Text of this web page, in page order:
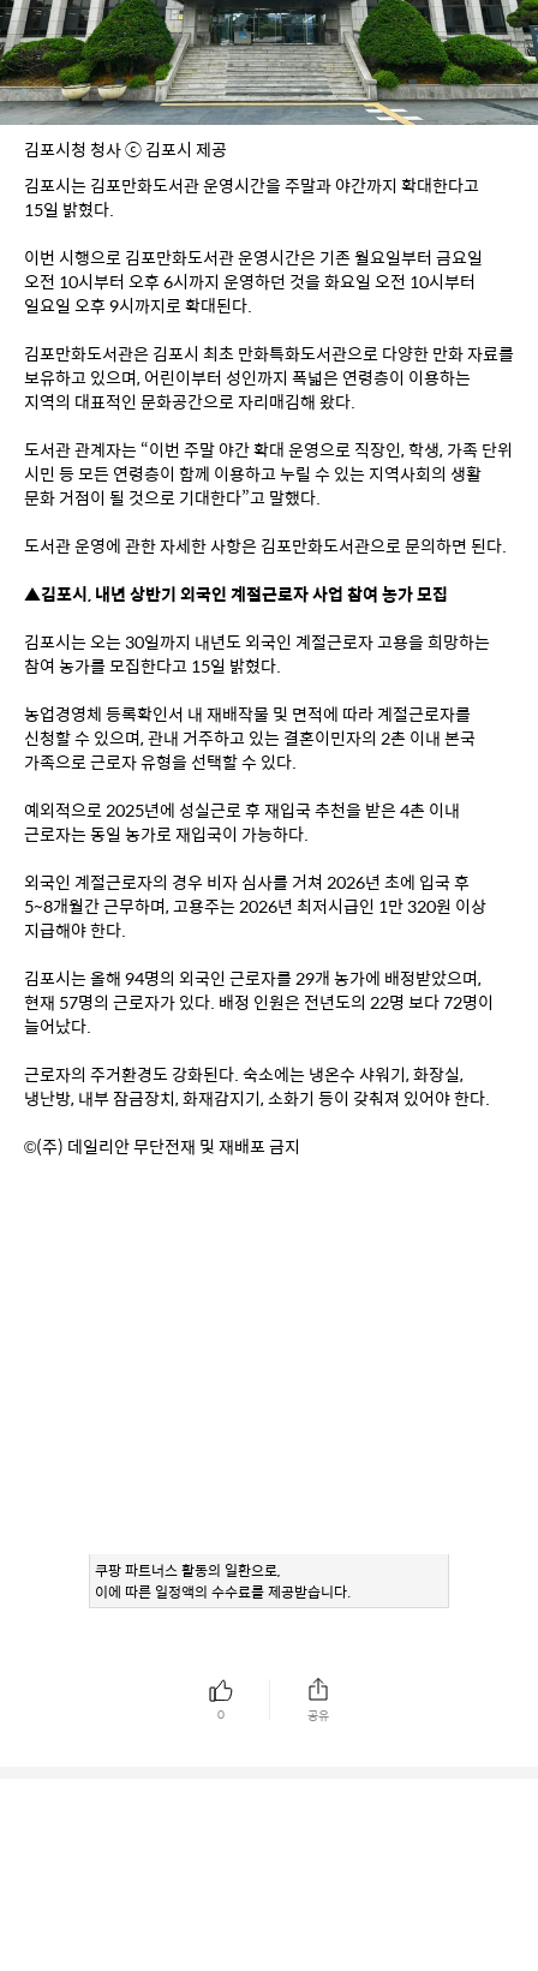
김포시청 청사 ⓒ 김포시 제공
김포시는 김포만화도서관 운영시간을 주말과 야간까지 확대한다고
15일 밝혔다.
이번 시행으로 김포만화도서관 운영시간은 기존 월요일부터 금요일
오전 10시부터 오후 6시까지 운영하던 것을 화요일 오전 10시부터
일요일 오후 9시까지로 확대된다.
김포만화도서관은 김포시 최초 만화특화도서관으로 다양한 만화 자료를
보유하고 있으며, 어린이부터 성인까지 폭넓은 연령층이 이용하는
지역의 대표적인 문화공간으로 자리매김해 왔다.
도서관 관계자는 “이번 주말 야간 확대 운영으로 직장인, 학생, 가족 단위
시민 등 모든 연령층이 함께 이용하고 누릴 수 있는 지역사회의 생활
문화 거점이 될 것으로 기대한다”고 말했다.
도서관 운영에 관한 자세한 사항은 김포만화도서관으로 문의하면 된다.
▲김포시, 내년 상반기 외국인 계절근로자 사업 참여 농가 모집
김포시는 오는 30일까지 내년도 외국인 계절근로자 고용을 희망하는
참여 농가를 모집한다고 15일 밝혔다.
농업경영체 등록확인서 내 재배작물 및 면적에 따라 계절근로자를
신청할 수 있으며, 관내 거주하고 있는 결혼이민자의 2촌 이내 본국
가족으로 근로자 유형을 선택할 수 있다.
예외적으로 2025년에 성실근로 후 재입국 추천을 받은 4촌 이내
근로자는 동일 농가로 재입국이 가능하다.
외국인 계절근로자의 경우 비자 심사를 거쳐 2026년 초에 입국 후
5~8개월간 근무하며, 고용주는 2026년 최저시급인 1만 320원 이상
지급해야 한다.
김포시는 올해 94명의 외국인 근로자를 29개 농가에 배정받았으며,
현재 57명의 근로자가 있다. 배정 인원은 전년도의 22명 보다 72명이
늘어났다.
근로자의 주거환경도 강화된다. 숙소에는 냉온수 샤워기, 화장실,
냉난방, 내부 잠금장치, 화재감지기, 소화기 등이 갖춰져 있어야 한다.
©(주) 데일리안 무단전재 및 재배포 금지
쿠팡 파트너스 활동의 일환으로,
이에 따른 일정액의 수수료를 제공받습니다.
0 공유